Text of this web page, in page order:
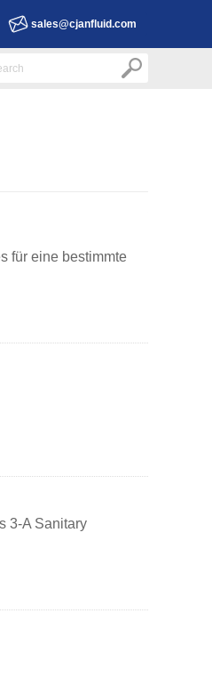
sales@cjanfluid.com
für eine bestimmte
3-A Sanitary